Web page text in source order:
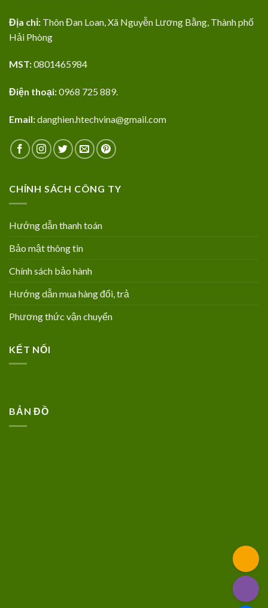
Địa chỉ: Thôn Đan Loan, Xã Nguyễn Lương Bằng, Thành phố
Hải Phòng
MST:0801465984
Điện thoại:0968 725 889.
Email:danghien.htechvina@gmail.com
CHÍNH SÁCH CÔNG TY
Hướng dẫn thanh toán
Bảo mật thông tin
Chính sách bảo hành
Hướng dẫn mua hàng đổi, trả
Phương thức vận chuyển
KẾT NỐI
BẢN ĐỒ